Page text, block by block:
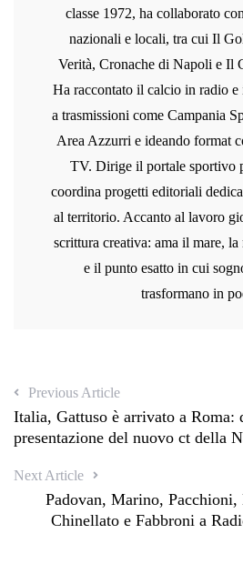
classe 1972, ha collaborato
nazionali e locali, tra cui Il
Verità, Cronache di Napoli e Il
Ha raccontato il calcio in radio
a trasmissioni come Campania
Area Azzurri e ideando format
TV. Dirige il portale sportivo
coordina progetti editoriali
al territorio. Accanto al lavoro
scrittura creativa: ama il mare, la
e il punto esatto in cui
trasformano in
Previous Article
Italia, Gattuso è arrivato a Roma:
presentazione del nuovo ct della
Next Article
Padovan, Marino, Pacchioni,
Chinellato e Fabbroni a